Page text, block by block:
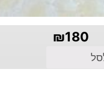
₪180